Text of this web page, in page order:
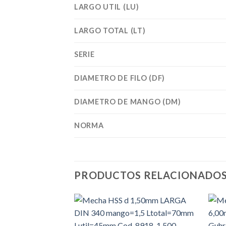
LARGO UTIL (LU)
LARGO TOTAL (LT)
SERIE
DIAMETRO DE FILO (DF)
DIAMETRO DE MANGO (DM)
NORMA
PRODUCTOS